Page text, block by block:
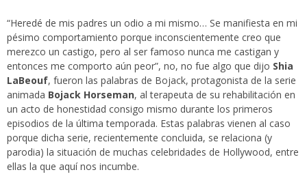
“Heredé de mis padres un odio a mi mismo… Se manifiesta en mi
pésimo comportamiento porque inconscientemente creo que
merezco un castigo, pero al ser famoso nunca me castigan y
entonces me comporto aún peor”, no, no fue algo que dijo Shia
LaBeouf, fueron las palabras de Bojack, protagonista de la serie
animada Bojack Horseman, al terapeuta de su rehabilitación en
un acto de honestidad consigo mismo durante los primeros
episodios de la última temporada. Estas palabras vienen al caso
porque dicha serie, recientemente concluida, se relaciona (y
parodia) la situación de muchas celebridades de Hollywood, entre
ellas la que aquí nos incumbe.